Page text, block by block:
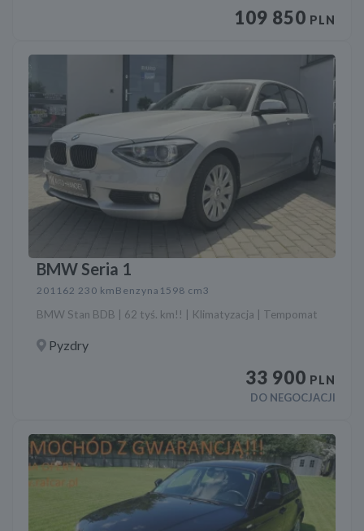
109 850 PLN
BMW Seria 1
201162 230 km Benzyna 1598 cm3
BMW Stan BDB | 62 tyś. km!! | Klimatyzacja | Tempomat
Pyzdry
33 900 PLN
DO NEGOCJACJI